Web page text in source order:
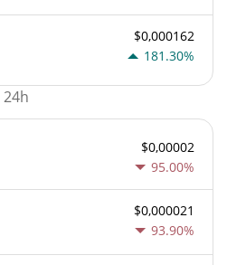
$0,000162
181.30%
24h
$0,00002
95.00%
$0,000021
93.90%